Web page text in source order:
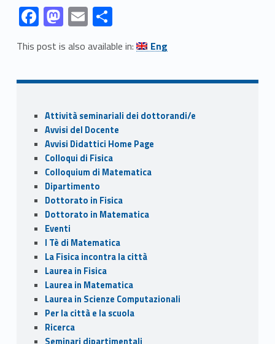
Link identifier #identifier__64468-1
F
ac
e
b
o
k
Link identifier #identifier__131234-2 M
as
to
d
n
Link identifier #identifier__2228-3 E
m
ai
l
Link identifier #identifier__68484-4 C
o
n
di
di
This post is also available in: Link identifier #identifier__116709-5 Eng
Skip back to navigation
Sidebar
Attività seminariali dei dottorandi/e
Avvisi del Docente
Avvisi Didattici Home Page
Colloqui di Fisica
Colloquium di Matematica
Dipartimento
Dottorato in Fisica
Dottorato in Matematica
Eventi
I Tè di Matematica
La Fisica incontra la città
Laurea in Fisica
Laurea in Matematica
Laurea in Scienze Computazionali
Per la città e la scuola
Ricerca